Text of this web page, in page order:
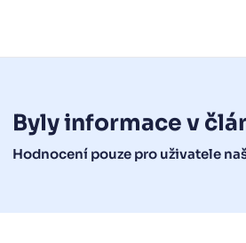
Byly informace v
Hodnocení pouze pro uživatele